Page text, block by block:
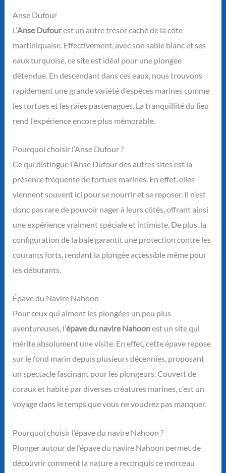
Anse Dufour
L’Anse Dufourest un autre trésor caché de la côte
martiniquaise. Effectivement, avec son sable blanc et ses
eaux turquoise, ce site est idéal pour une plongée
détendue. En descendant dans ces eaux, nous trouvons
rapidement une grande variété d’espèces marines comme
les tortues et les raies pastenagues. La tranquillité du lieu
rend l’expérience encore plus mémorable.
Pourquoi choisir l’Anse Dufour ?
Ce qui distingue l’Anse Dufour des autres sites est la
présence fréquente de tortues marines. En effet, elles
viennent souvent ici pour se nourrir et se reposer. Il n’est
donc pas rare de pouvoir nager à leurs côtés, offrant ainsi
une expérience vraiment spéciale et intimiste. De plus, la
configuration de la baie garantit une protection contre les
courants forts, rendant la plongée accessible même pour
les débutants.
Épave du Navire Nahoon
Pour ceux qui aiment les plongées un peu plus
aventureuses, l’épave du navire Nahoonest un site qui
mérite absolument une visite. En effet, cette épave repose
sur le fond marin depuis plusieurs décennies, proposant
un spectacle fascinant pour les plongeurs. Couvert de
coraux et habité par diverses créatures marines, c’est un
voyage dans le temps que vous ne voudrez pas manquer.
Pourquoi choisir l’épave du navire Nahoon ?
Plonger autour de l’épave du navire Nahoon permet de
découvrir comment la nature a reconquis ce morceau